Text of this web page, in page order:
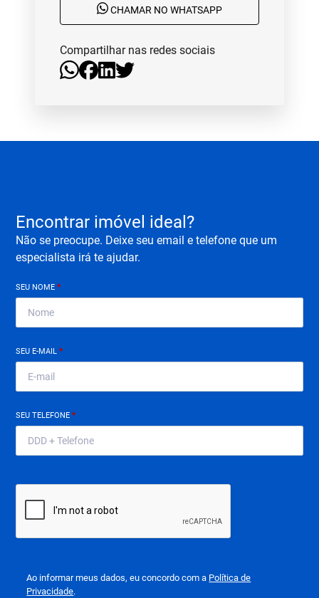
CHAMAR NO WHATSAPP
Compartilhar nas redes sociais
Encontrar imóvel ideal?
Não se preocupe. Deixe seu email e telefone que um
especialista irá te ajudar.
SEU NOME*
SEU E-MAIL*
SEU TELEFONE*
Ao informar meus dados, eu concordo com a Política de
Privacidade.